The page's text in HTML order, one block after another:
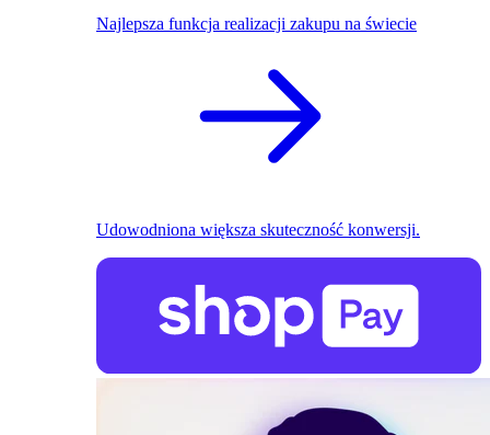
Najlepsza funkcja realizacji zakupu na świecie
Udowodniona większa skuteczność konwersji.